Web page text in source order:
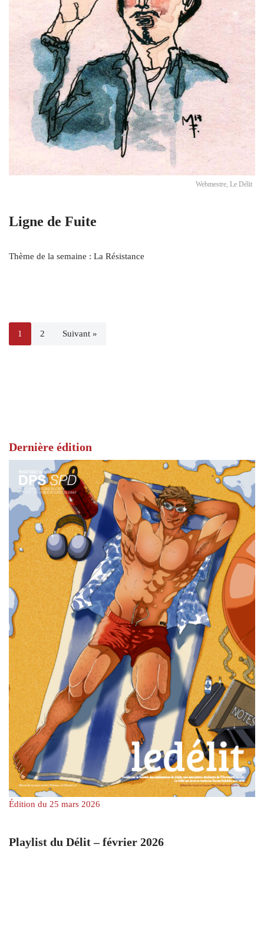
Webmestre, Le Délit
Ligne de Fuite
Thème de la semaine : La Résistance
1 2 Suivant »
Dernière édition
Édition du 25 mars 2026
Playlist du Délit – février 2026